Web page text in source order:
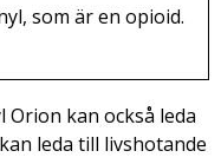
som är en opioid.
Orion kan också leda
leda till livshotande